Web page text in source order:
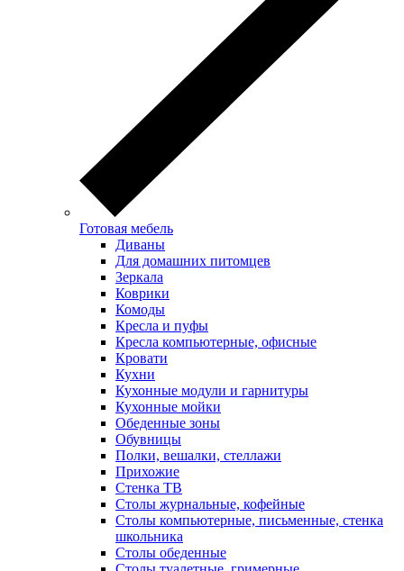
Готовая мебель
Диваны
Для домашних питомцев
Зеркала
Коврики
Комоды
Кресла и пуфы
Кресла компьютерные, офисные
Кровати
Кухни
Кухонные модули и гарнитуры
Кухонные мойки
Обеденные зоны
Обувницы
Полки, вешалки, стеллажи
Прихожие
Стенка ТВ
Столы журнальные, кофейные
Столы компьютерные, письменные, стенка
школьника
Столы обеденные